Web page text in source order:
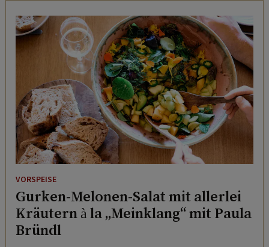
VORSPEISE
Gurken-Melonen-Salat mit allerlei
Kräutern à la „Meinklang“ mit Paula
Bründl